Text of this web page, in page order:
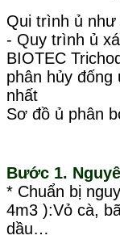
Qui trình ủ như
- Quy trình ủ
BIOTEC
phân hủy đống
nhất
Sơ đồ ủ phân
Bước 1.
* Chuẩn bị
4m3 ):Vỏ cà,
dầu…